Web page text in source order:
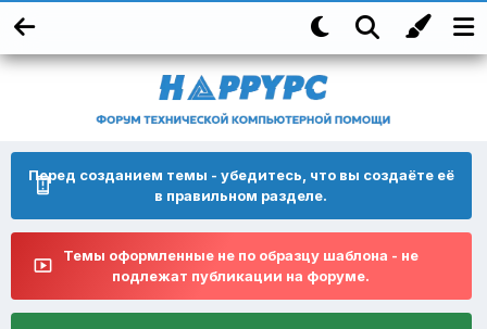
Перед созданием темы - убедитесь, что вы создаёте её
в правильном разделе.
Темы оформленные не по образцу шаблона - не
подлежат публикации на форуме.